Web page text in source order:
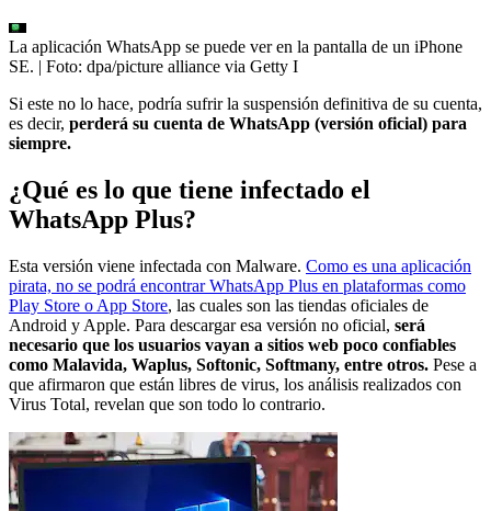
La aplicación WhatsApp se puede ver en la pantalla de un iPhone
SE. | Foto: dpa/picture alliance via Getty I
Si este no lo hace, podría sufrir la suspensión definitiva de su cuenta,
es decir, perderá su cuenta de WhatsApp (versión oficial) para
siempre.
¿Qué es lo que tiene infectado el
WhatsApp Plus?
Esta versión viene infectada con Malware. Como es una aplicación
pirata, no se podrá encontrar WhatsApp Plus en plataformas como
Play Store o App Store, las cuales son las tiendas oficiales de
Android y Apple. Para descargar esa versión no oficial, será
necesario que los usuarios vayan a sitios web poco confiables
como Malavida, Waplus, Softonic, Softmany, entre otros. Pese a
que afirmaron que están libres de virus, los análisis realizados con
Virus Total, revelan que son todo lo contrario.